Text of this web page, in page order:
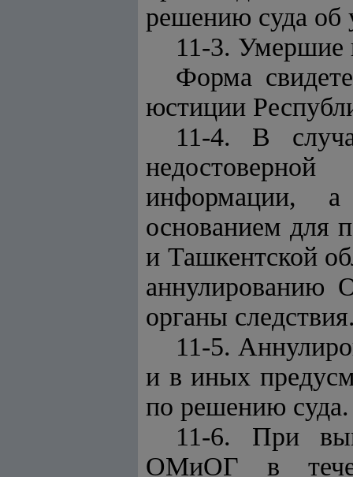
решению суда об
11-3. Умершие
Форма
юстиции
11-4. В
информации, а
основанием для
и Ташкентской
аннулированию
органы
11-5.
и в иных
по решению суда.
11-6. При
ОМиОГ в